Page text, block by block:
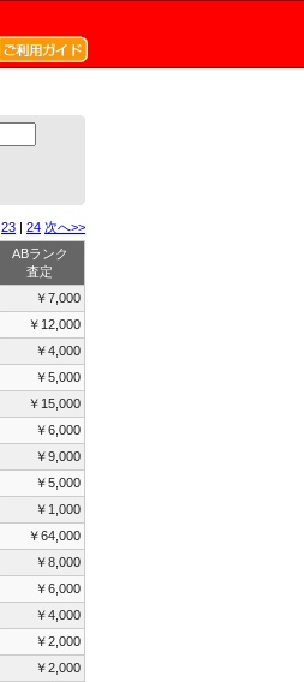
23 | 24 次へ>>
ABランク
査定
￥7,000
￥12,000
￥4,000
￥5,000
￥15,000
￥6,000
￥9,000
￥5,000
￥1,000
￥64,000
￥8,000
￥6,000
￥4,000
￥2,000
￥2,000